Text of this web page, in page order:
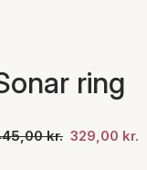
ring
kr. 329,00 kr.